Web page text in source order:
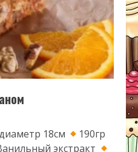
18см
190гр
экстракт